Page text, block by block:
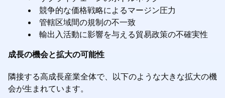
競争的な価格戦略によるマージン圧力
管轄区域間の規制の不一致
輸出入活動に影響を与える貿易政策の不確実性
成長の機会と拡大の可能性
隣接する高成長産業全体で、以下のような大きな拡大の機
会が生まれています。